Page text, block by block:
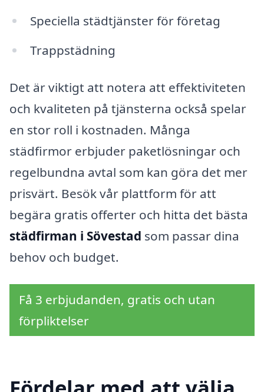
Speciella städtjänster för företag
Trappstädning
Det är viktigt att notera att effektiviteten
och kvaliteten på tjänsterna också spelar
en stor roll i kostnaden. Många
städfirmor erbjuder paketlösningar och
regelbundna avtal som kan göra det mer
prisvärt. Besök vår plattform för att
begära gratis offerter och hitta det bästa
städfirman i Sövestad som passar dina
behov och budget.
Få 3 erbjudanden, gratis och utan
förpliktelser